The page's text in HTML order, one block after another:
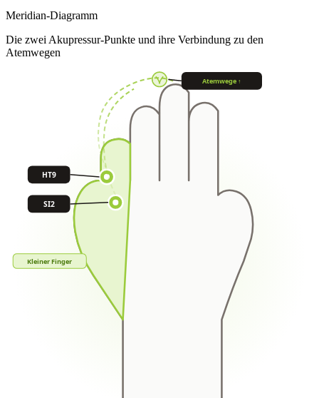
Meridian-Diagramm
Die zwei Akupressur-Punkte und ihre Verbindung zu den
Atemwegen
HT9
SI2
Atemwege ↑
Kleiner Finger